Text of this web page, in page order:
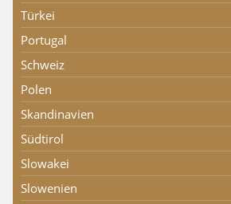
Türkei
Portugal
Schweiz
Polen
Skandinavien
Südtirol
Slowakei
Slowenien